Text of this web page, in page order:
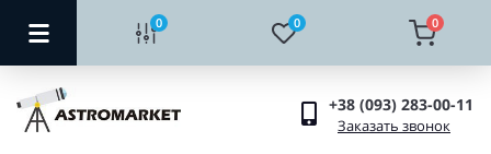
0 0 0
+38 (093) 283-00-11
Заказать звонок